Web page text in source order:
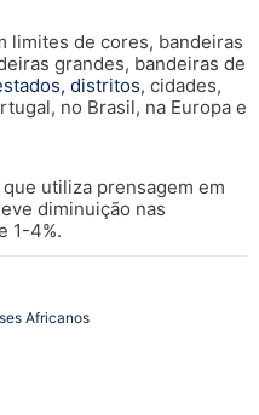
limites de cores, bandeiras
grandes, bandeiras de
distritos, cidades,
no Brasil, na Europa e
utiliza prensagem em
diminuição nas
1-4%.
Africanos